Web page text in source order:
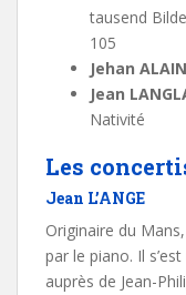
tausend
105
Jehan ALAIN
Jean
Nativité
Les
Jean L’ANGE
Originaire du
par le piano. Il
auprès de Jean-